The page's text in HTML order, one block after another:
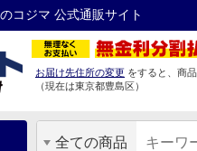
コジマ 公式通販サイト
お届け先住所の変更 をすると、商
（現在は東京都豊島区）
全ての商品